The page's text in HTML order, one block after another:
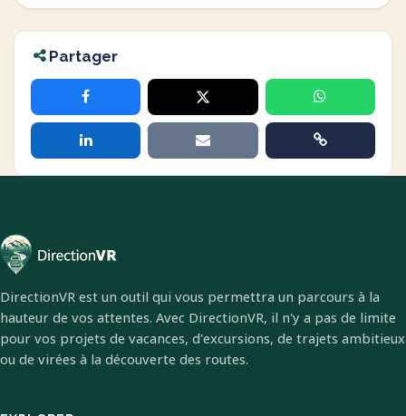
Partager
DirectionVR est un outil qui vous permettra un parcours à la
hauteur de vos attentes. Avec DirectionVR, il n'y a pas de limite
pour vos projets de vacances, d'excursions, de trajets ambitieux
ou de virées à la découverte des routes.